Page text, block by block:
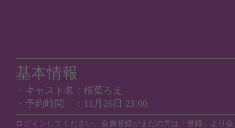
基本情報
・キャスト名：桜葉ろえ
・予約時間 ：11月26日 23:00
ログインしてください。会員登録がまだの方は「登録」より会